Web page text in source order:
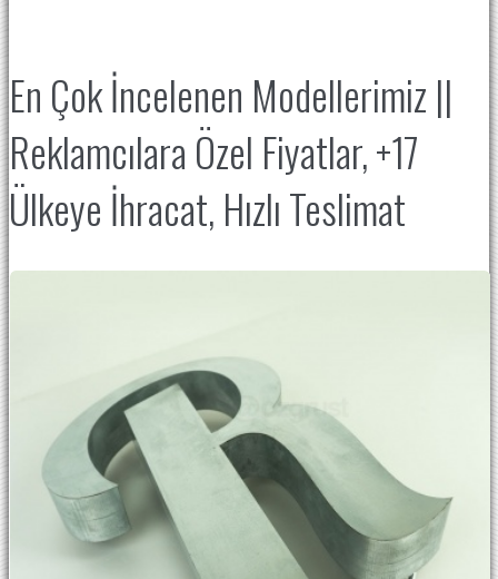
En Çok İncelenen Modellerimiz ||
Reklamcılara Özel Fiyatlar, +17
Ülkeye İhracat, Hızlı Teslimat